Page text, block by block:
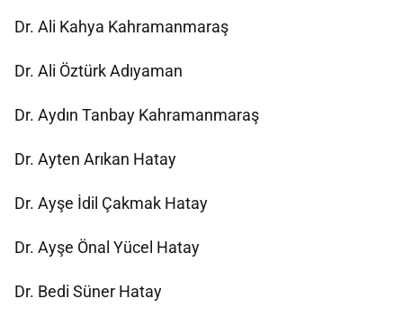
Dr. Ali Kahya Kahramanmaraş
Dr. Ali Öztürk Adıyaman
Dr. Aydın Tanbay Kahramanmaraş
Dr. Ayten Arıkan Hatay
Dr. Ayşe İdil Çakmak Hatay
Dr. Ayşe Önal Yücel Hatay
Dr. Bedi Süner Hatay